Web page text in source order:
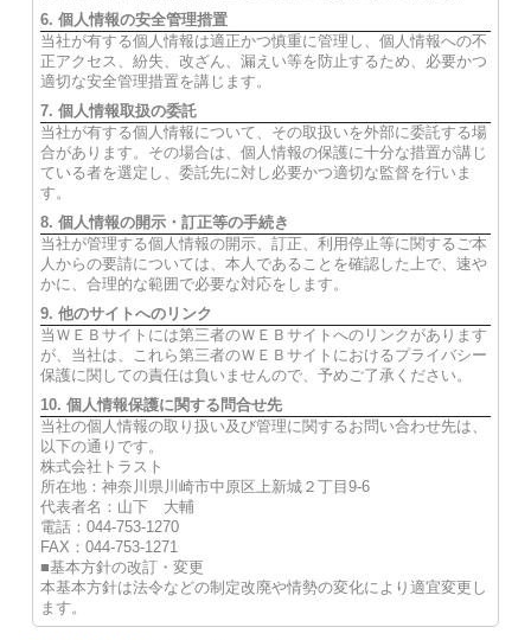
6. 個人情報の安全管理措置
当社が有する個人情報は適正かつ慎重に管理し、個人情報への不
正アクセス、紛失、改ざん、漏えい等を防止するため、必要かつ
適切な安全管理措置を講じます。
7. 個人情報取扱の委託
当社が有する個人情報について、その取扱いを外部に委託する場
合があります。その場合は、個人情報の保護に十分な措置が講じ
ている者を選定し、委託先に対し必要かつ適切な監督を行いま
す。
8. 個人情報の開示・訂正等の手続き
当社が管理する個人情報の開示、訂正、利用停止等に関するご本
人からの要請については、本人であることを確認した上で、速や
かに、合理的な範囲で必要な対応をします。
9. 他のサイトへのリンク
当ＷＥＢサイトには第三者のＷＥＢサイトへのリンクがあります
が、当社は、これら第三者のＷＥＢサイトにおけるプライバシー
保護に関しての責任は負いませんので、予めご了承ください。
10. 個人情報保護に関する問合せ先
当社の個人情報の取り扱い及び管理に関するお問い合わせ先は、
以下の通りです。
株式会社トラスト
所在地：神奈川県川崎市中原区上新城２丁目9-6
代表者名：山下 大輔
電話：044-753-1270
FAX：044-753-1271
■基本方針の改訂・変更
本基本方針は法令などの制定改廃や情勢の変化により適宜変更し
ます。